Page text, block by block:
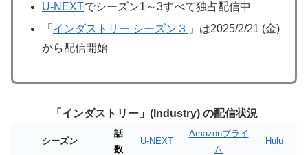
U-NEXTでシーズン1～3すべて独占配信中
「 インダストリー シーズン３
」は2025/2/21 (金)
から配信開始
「インダストリー」(Industry) の配信状況
シーズン
話
数
U-NEXT
Amazonプライ
ム
Hulu